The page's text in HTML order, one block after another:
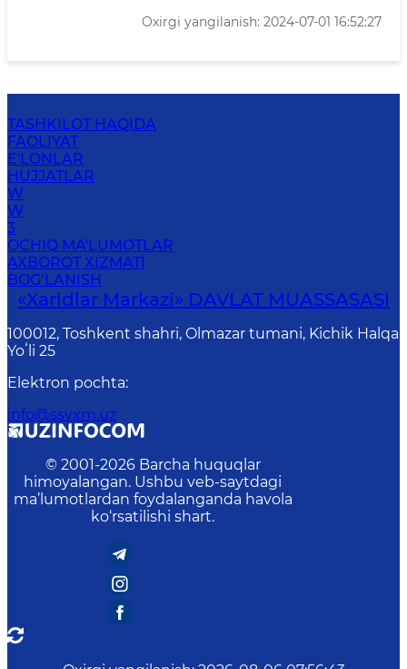
Oxirgi yangilanish: 2024-07-01 16:52:27
TASHKILOT HAQIDA
FAOLIYAT
E'LONLAR
HUJJATLAR
W
W
3
OCHIQ MA'LUMOTLAR
AXBOROT XIZMATI
BOG‘LANISH
«Xaridlar Markazi» DAVLAT MUASSASASI
100012, Toshkent shahri, Olmazar tumani, Kichik Halqa
Yoʻli 25
Elektron pochta:
info@ssvxm.uz
© 2001-2026 Barcha huquqlar
himoyalangan. Ushbu veb-saytdagi
ma’lumotlardan foydalanganda havola
ko‘rsatilishi shart.